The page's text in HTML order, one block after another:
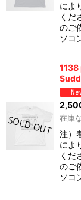
によ
くだ
のご
ソコ
在庫
注）
によ
くだ
のご
ソコ